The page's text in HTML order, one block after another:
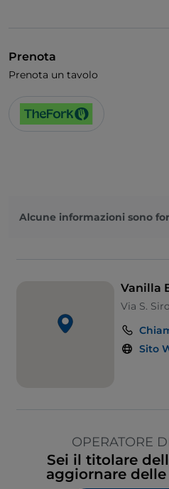
Prenota
Prenota un tavolo
Alcune informazioni sono
Vanilla
Via S.
Sito
OPERATORE
Sei il titolare
aggiornare